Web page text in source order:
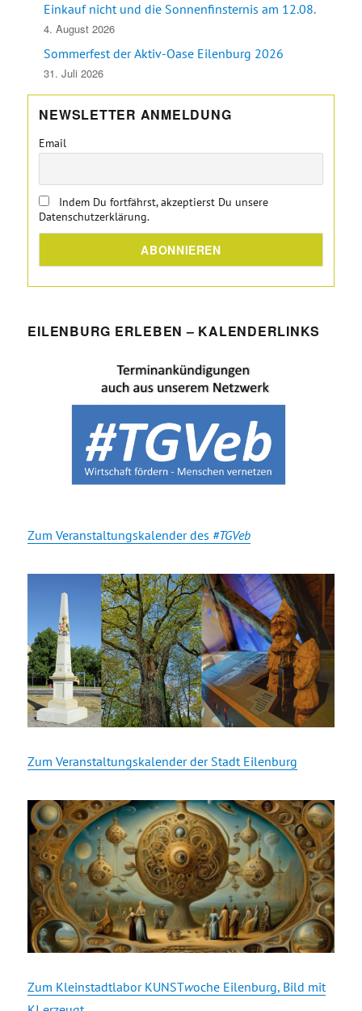
Einkauf nicht und die Sonnenfinsternis am 12.08.
4. August 2026
Sommerfest der Aktiv-Oase Eilenburg 2026
31. Juli 2026
NEWSLETTER ANMELDUNG
Email
Indem Du fortfährst, akzeptierst Du unsere
Datenschutzerklärung.
EILENBURG ERLEBEN – KALENDERLINKS
Zum Veranstaltungskalender des #TGVeb
Zum Veranstaltungskalender der Stadt Eilenburg
Zum Kleinstadtlabor KUNSTwoche Eilenburg, Bild mit